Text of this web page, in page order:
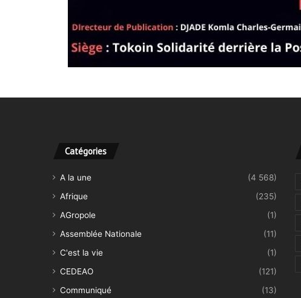
Catégories
A la une
(4 568)
Afrique
(235)
AGropole
(1)
Assemblée Nationale
(11)
C'est la vie
(1)
CEDEAO
(121)
Communiqué
(13)